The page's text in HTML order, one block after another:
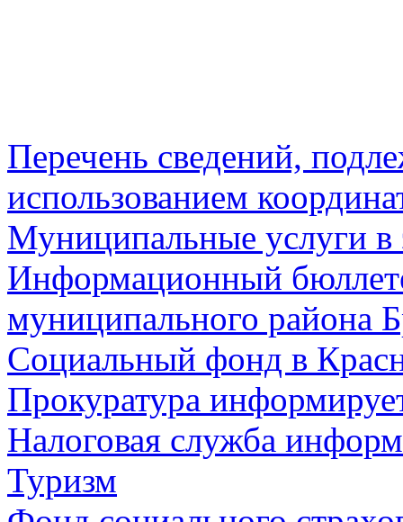
Перечень сведений,
использованием
Муниципальные услуги в
Информационный
муниципального района
Социальный фонд в
Прокуратура
Налоговая служба
Туризм